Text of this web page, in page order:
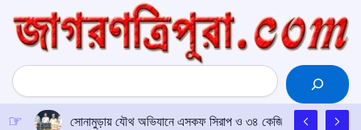
content
Search
সোনামুড়ায় যৌথ অভিযানে এসকফ সিরাপ ও ৩৪ কেজি গাঁজা উদ্ধার, বাইক